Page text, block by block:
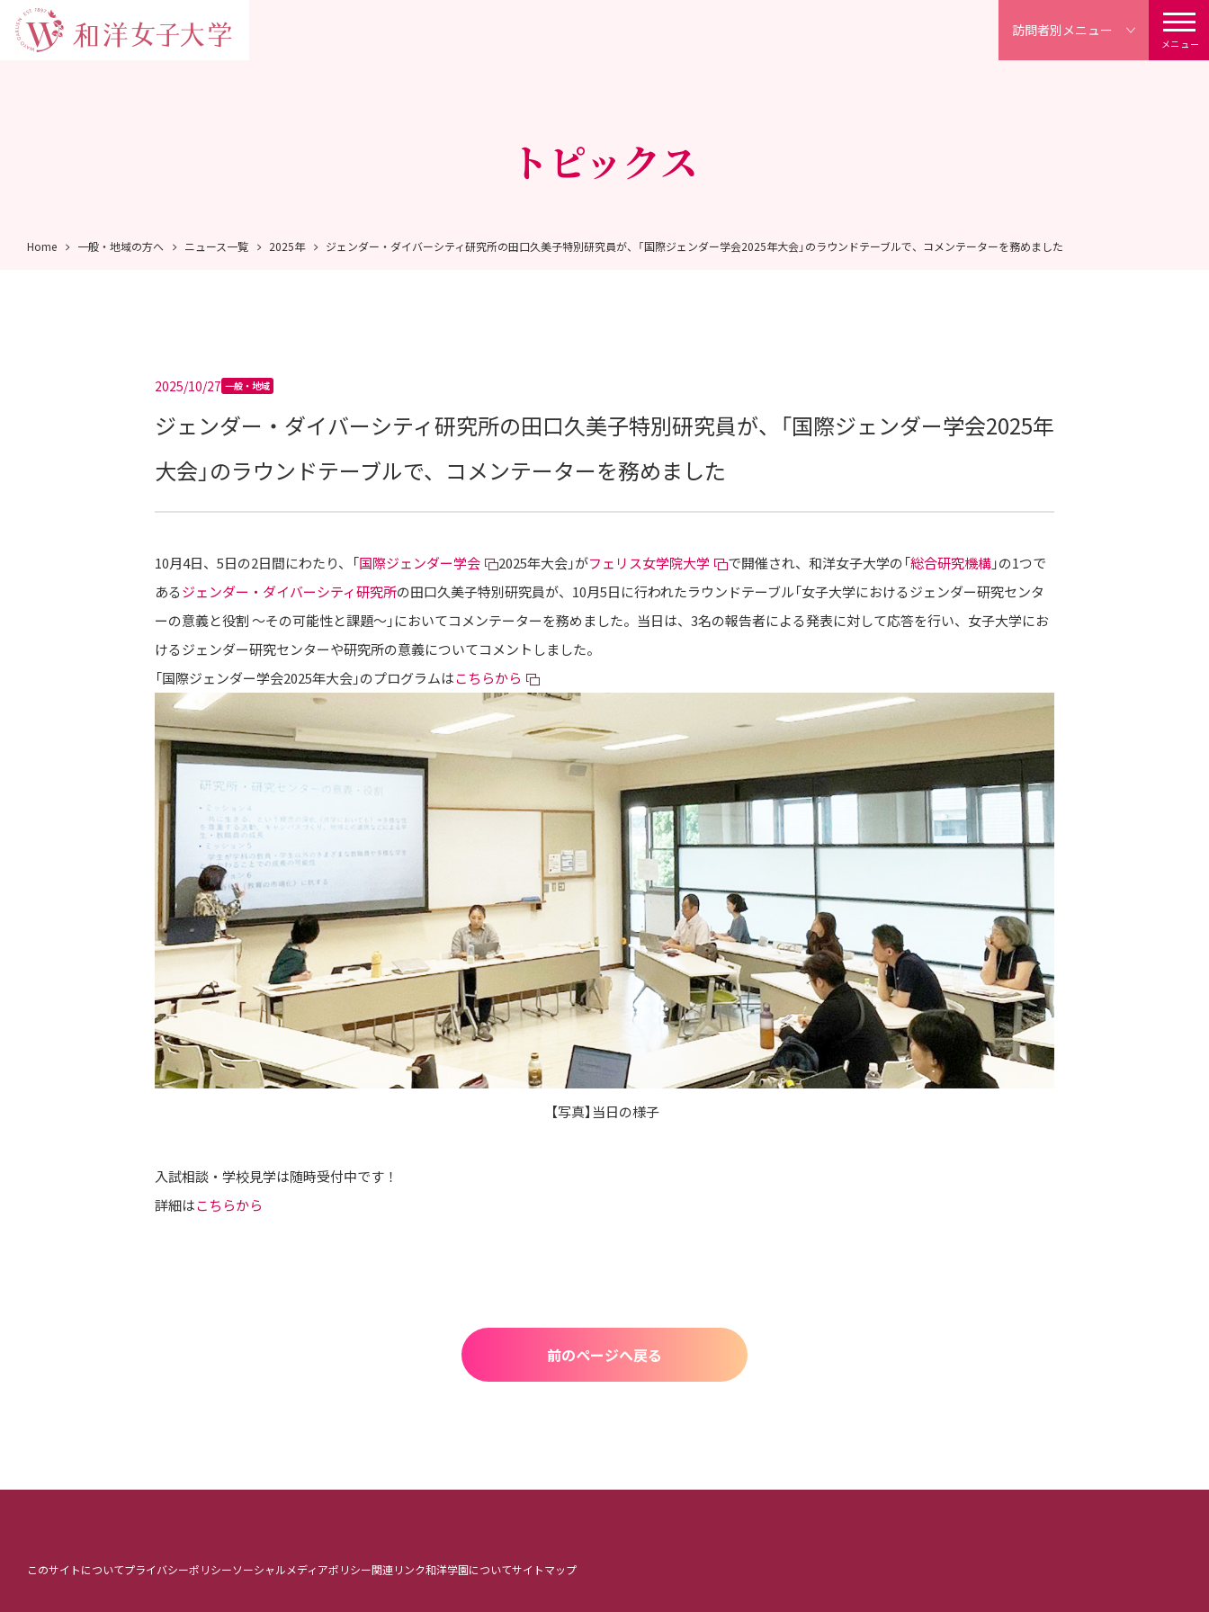
メニュー
訪問者別 メニュー
トピックス
Home 一般・地域の方へ ニュース一覧 2025年 ジェンダー・ダイバーシティ研究所の田口久美子特別研究員が、「国際ジェンダー学会2025年大会」のラウンドテーブルで、コメンテーターを務めました
2025/10/27 一般・地域
ジェンダー・ダイバーシティ研究所の田口久美子特別研究員が、「国際ジェンダー学会2025年
大会」のラウンドテーブルで、コメンテーターを務めました
10月4日、5日の2日間にわたり、「国際ジェンダー学会 2025年大会」がフェリス女学院大学 で開催され、和洋女子大学の「総合研究機構」の1つで
あるジェンダー・ダイバーシティ研究所の田口久美子特別研究員が、10月5日に行われたラウンドテーブル「女子大学におけるジェンダー研究センタ
ーの意義と役割 ～その可能性と課題～」においてコメンテーターを務めました。当日は、3名の報告者による発表に対して応答を行い、女子大学にお
けるジェンダー研究センターや研究所の意義についてコメントしました。
「国際ジェンダー学会2025年大会」のプログラムはこちらから
【写真】当日の様子
入試相談・学校見学は随時受付中です！
詳細はこちらから
前のページへ戻る
このサイトについてプライバシーポリシーソーシャルメディアポリシー関連リンク和洋学園についてサイトマップ